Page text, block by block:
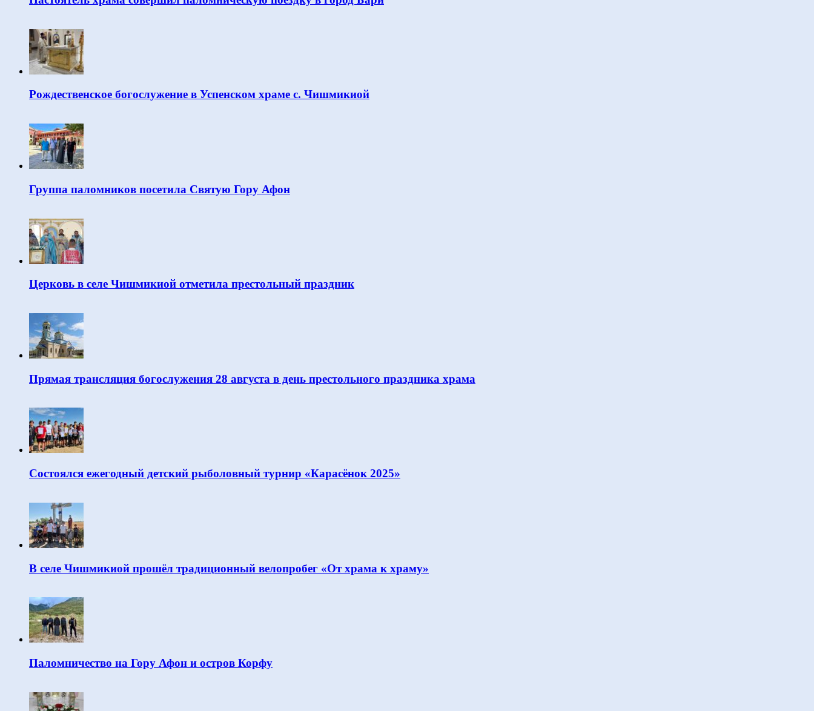
Рождественское богослужение в Успенском храме с. Чишмикиой
Группа паломников посетила Святую Гору Афон
Церковь в селе Чишмикиой отметила престольный праздник
Прямая трансляция богослужения 28 августа в день престольного праздника храма
Состоялся ежегодный детский рыболовный турнир «Карасёнок 2025»
В селе Чишмикиой прошёл традиционный велопробег «От храма к храму»
Паломничество на Гору Афон и остров Корфу